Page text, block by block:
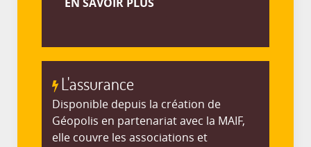
L'assurance
Disponible depuis la création de
Géopolis en partenariat avec la MAIF,
elle couvre les associations et